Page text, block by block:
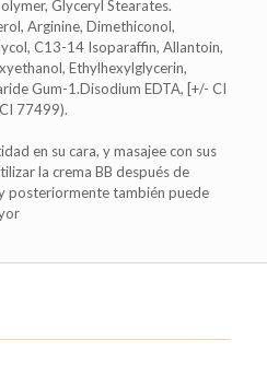
Glyceryl Stearates.
Arginine, Dimethiconol,
C13-14 Isoparaffin, Allantoin,
Ethylhexylglycerin,
Gum-1.Disodium EDTA, [+/- CI
77499).
en su cara, y masajee con sus
la crema BB después de
posteriormente también puede